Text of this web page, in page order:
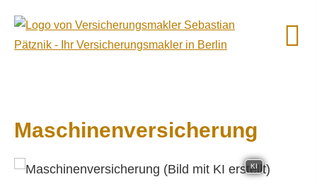
Maschinenversicherung
KI